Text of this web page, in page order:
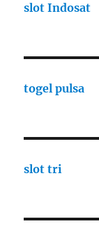
slot Indosat
togel pulsa
slot tri